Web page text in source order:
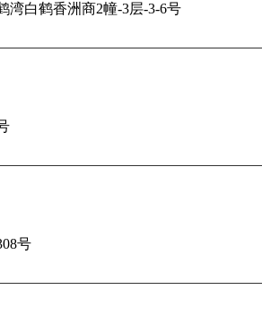
湾白鹤香洲商2幢-3层-3-6号
号